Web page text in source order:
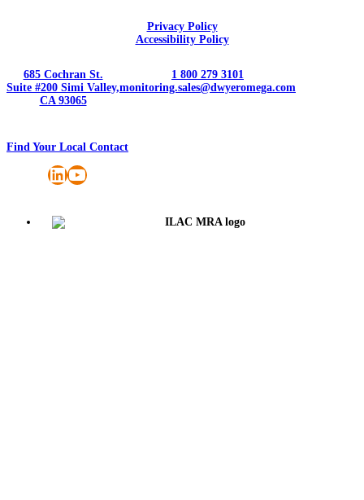
Privacy Policy
Accessibility Policy
685 Cochran St.
Suite #200 Simi Valley,
CA 93065
1 800 279 3101
monitoring.sales@dwyeromega.com
Find Your Local Contact
LinkedIn
YouTube